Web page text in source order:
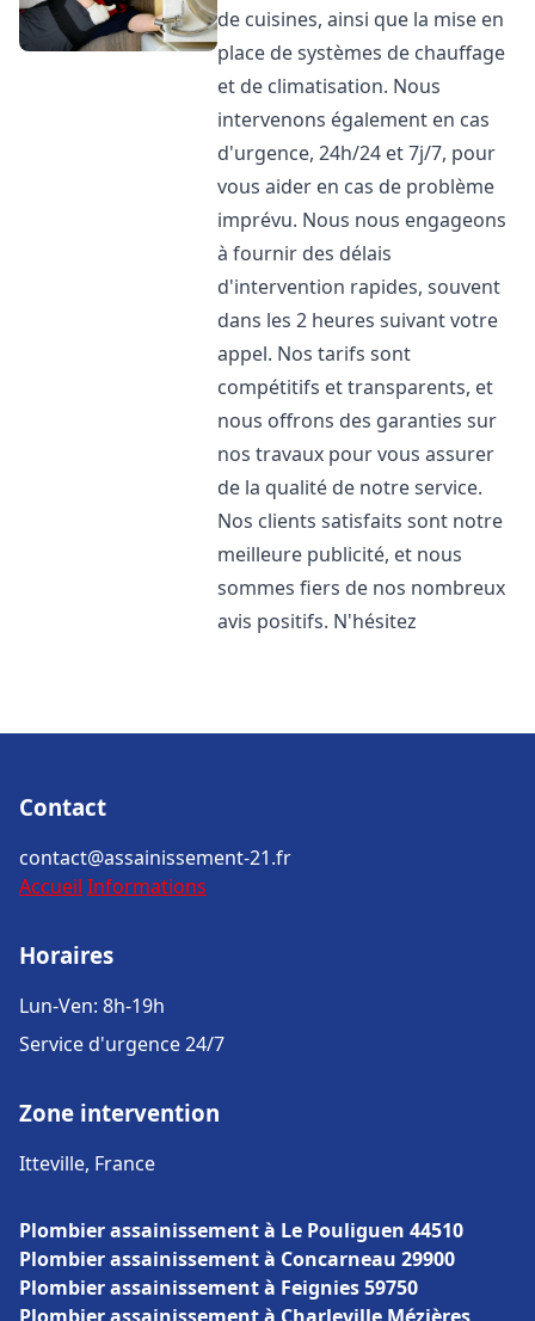
de cuisines, ainsi que la mise en
place de systèmes de chauffage
et de climatisation. Nous
intervenons également en cas
d'urgence, 24h/24 et 7j/7, pour
vous aider en cas de problème
imprévu. Nous nous engageons
à fournir des délais
d'intervention rapides, souvent
dans les 2 heures suivant votre
appel. Nos tarifs sont
compétitifs et transparents, et
nous offrons des garanties sur
nos travaux pour vous assurer
de la qualité de notre service.
Nos clients satisfaits sont notre
meilleure publicité, et nous
sommes fiers de nos nombreux
avis positifs. N'hésitez
Contact
contact@assainissement-21.fr
Accueil Informations
Horaires
Lun-Ven: 8h-19h
Service d'urgence 24/7
Zone intervention
Itteville, France
Plombier assainissement à Le Pouliguen 44510
Plombier assainissement à Concarneau 29900
Plombier assainissement à Feignies 59750